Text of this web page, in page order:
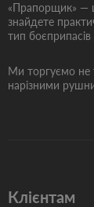
«Прапорщик» —
знайдете
тип
Ми торгуємо не
нарізними
Клієнтам